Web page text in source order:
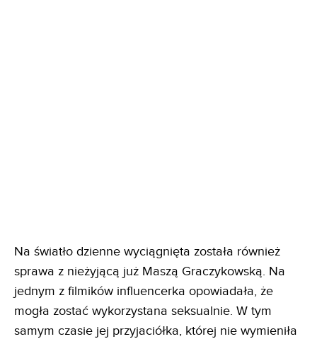
Na światło dzienne wyciągnięta została również
sprawa z nieżyjącą już Maszą Graczykowską. Na
jednym z filmików influencerka opowiadała, że
mogła zostać wykorzystana seksualnie. W tym
samym czasie jej przyjaciółka, której nie wymieniła